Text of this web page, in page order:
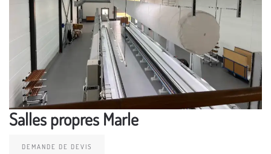
Salles propres Marle
DEMANDE DE DEVIS